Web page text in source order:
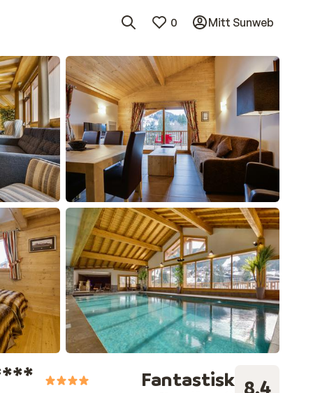
0 Mitt Sunweb
Fantastisk 8.4